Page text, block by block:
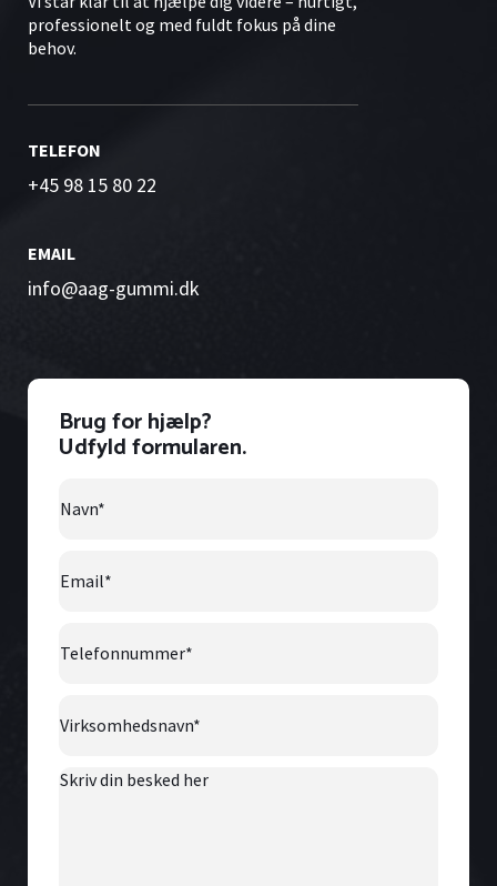
professionelt og med fuldt fokus på dine
behov.
TELEFON
+45 98 15 80 22
EMAIL
info@aag-gummi.dk
Brug for hjælp?
Udfyld formularen.
Skriv